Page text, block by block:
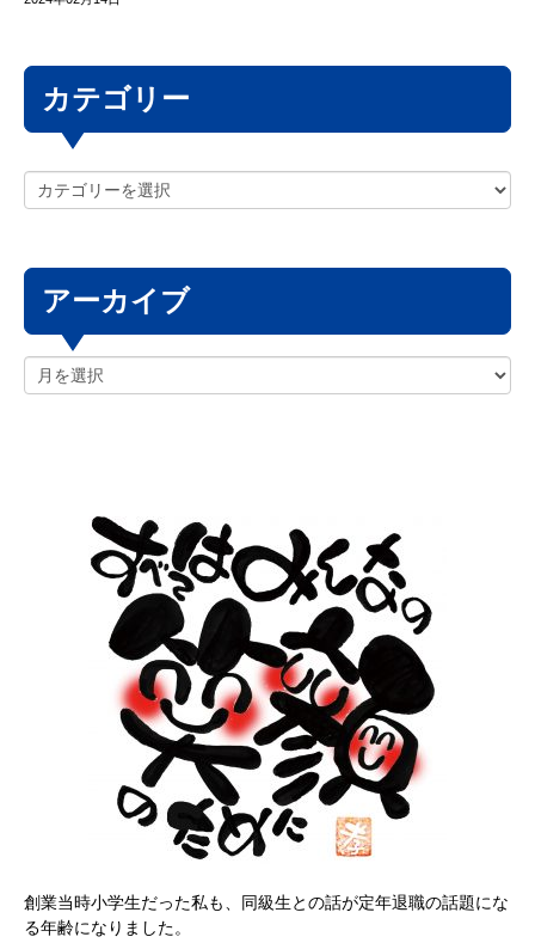
カテゴリー
アーカイブ
創業当時小学生だった私も、同級生との話が定年退職の話題にな
る年齢になりました。